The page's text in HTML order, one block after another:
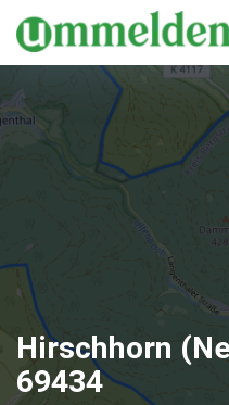
Hirschhorn
69434